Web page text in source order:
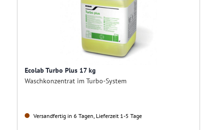
Ecolab Turbo Plus 17 kg
Waschkonzentrat im Turbo-System
Versandfertig in 6 Tagen, Lieferzeit 1-5 Tage